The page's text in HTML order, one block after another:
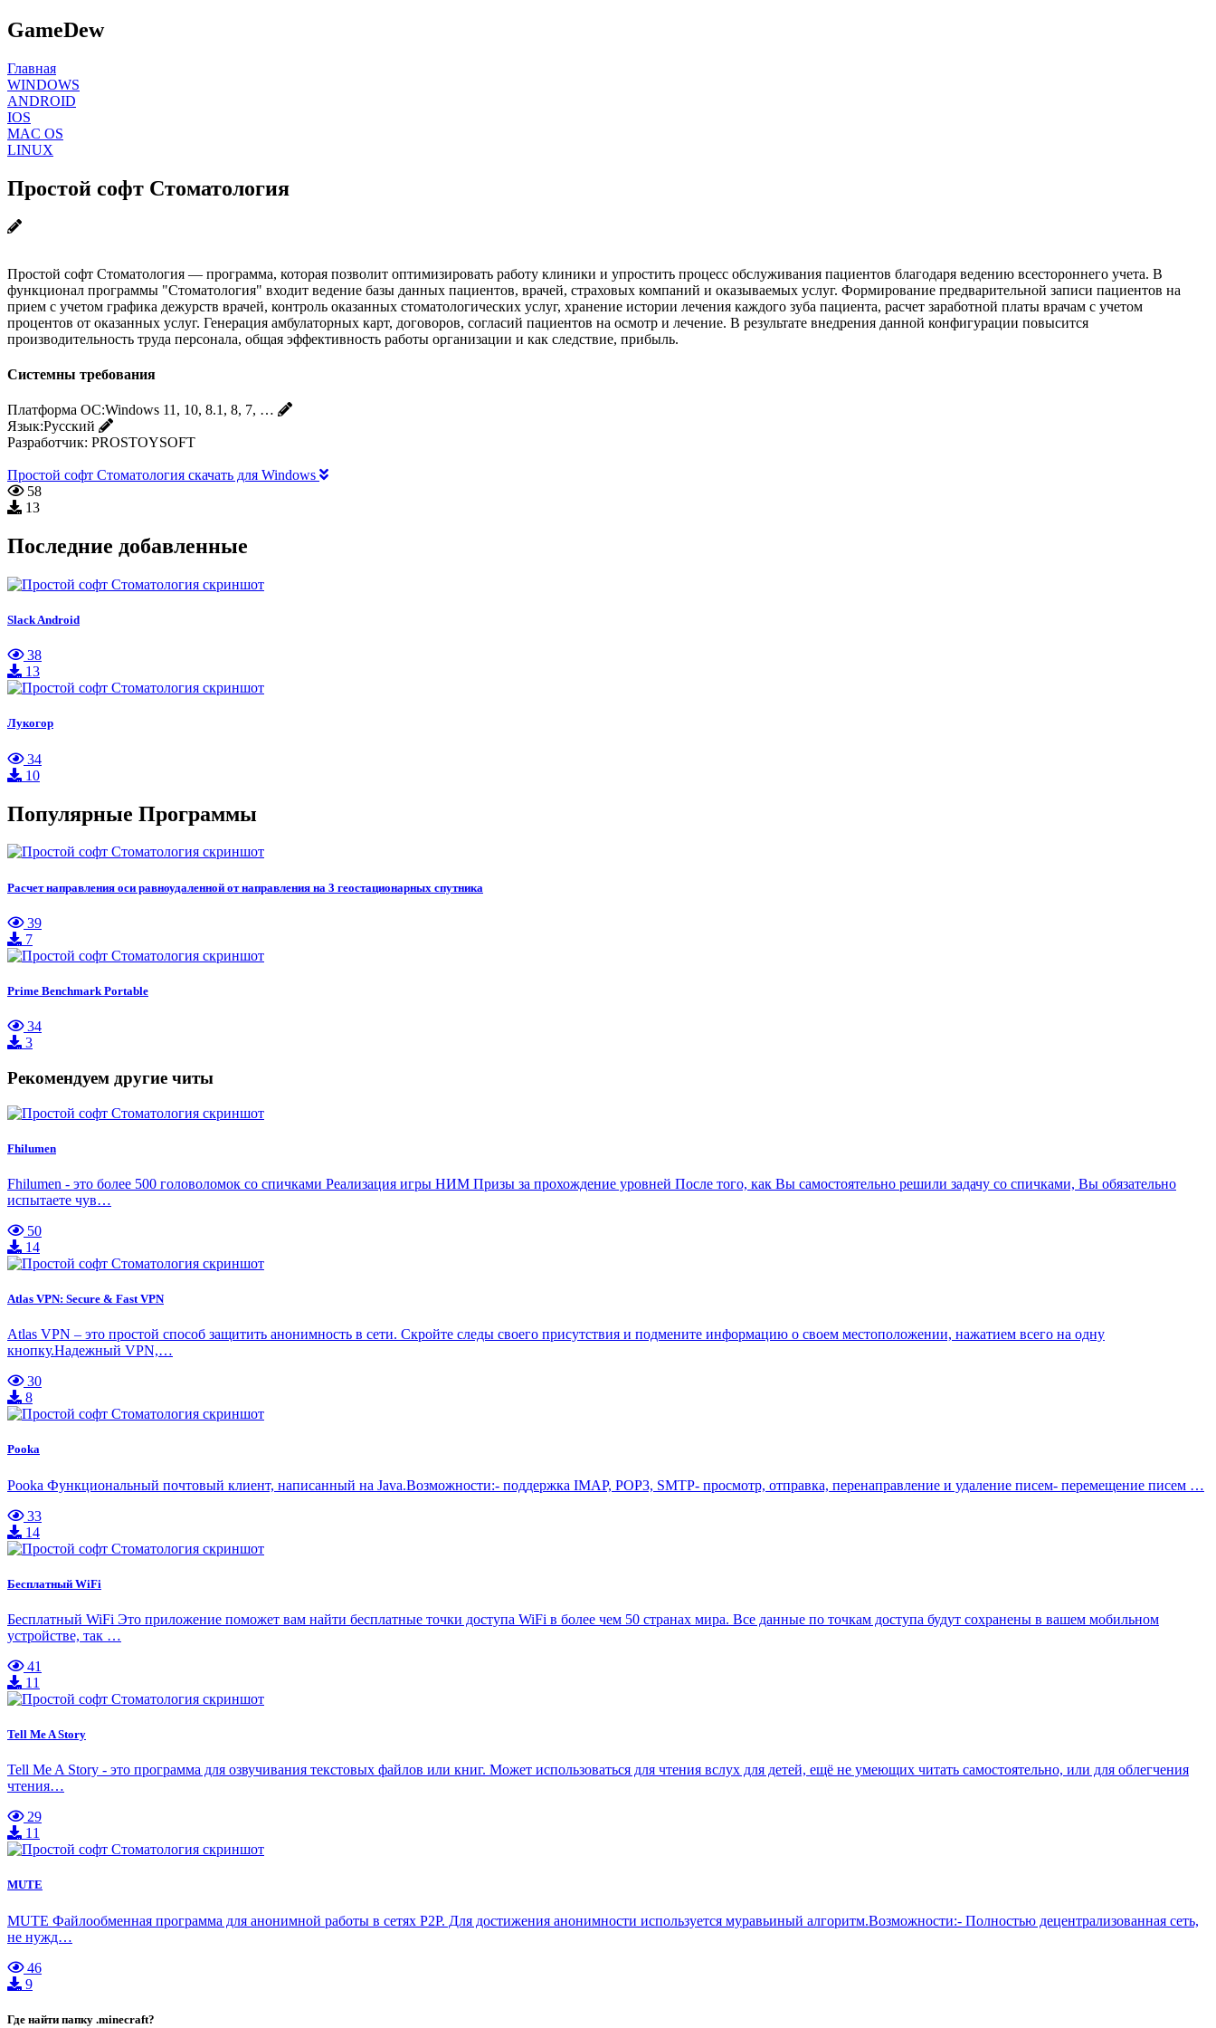
GameDew
Главная
WINDOWS
ANDROID
IOS
MAC OS
LINUX
Простой софт Стоматология
Простой софт Стоматология — программа, которая позволит оптимизировать работу клиники и упростить процесс обслуживания пациентов благодаря ведению всестороннего учета. В
функционал программы "Стоматология" входит ведение базы данных пациентов, врачей, страховых компаний и оказываемых услуг. Формирование предварительной записи пациентов на
прием с учетом графика дежурств врачей, контроль оказанных стоматологических услуг, хранение истории лечения каждого зуба пациента, расчет заработной платы врачам с учетом
процентов от оказанных услуг. Генерация амбулаторных карт, договоров, согласий пациентов на осмотр и лечение. В результате внедрения данной конфигурации повысится
производительность труда персонала, общая эффективность работы организации и как следствие, прибыль.
Системны требования
Платформа ОС:Windows 11, 10, 8.1, 8, 7, …
Язык:Русский
Разработчик: PROSTOYSOFT
Простой софт Стоматология скачать для Windows
58
13
Последние добавленные
Slack Android
38
13
Лукогор
34
10
Популярные Программы
Расчет направления оси равноудаленной от направления на 3 геостационарных спутника
39
7
Prime Benchmark Portable
34
3
Рекомендуем другие читы
Fhilumen
Fhilumen - это более 500 головоломок со спичками Реализация игры НИМ Призы за прохождение уровней После того, как Вы самостоятельно решили задачу со спичками, Вы обязательно
испытаете чув…
50
14
Atlas VPN: Secure & Fast VPN
Atlas VPN – это простой способ защитить анонимность в сети. Скройте следы своего присутствия и подмените информацию о своем местоположении, нажатием всего на одну
кнопку.Надежный VPN,…
30
8
Pooka
Pooka Функциональный почтовый клиент, написанный на Java.Возможности:- поддержка IMAP, POP3, SMTP- просмотр, отправка, перенаправление и удаление писем- перемещение писем …
33
14
Бесплатный WiFi
Бесплатный WiFi Это приложение поможет вам найти бесплатные точки доступа WiFi в более чем 50 странах мира. Все данные по точкам доступа будут сохранены в вашем мобильном
устройстве, так …
41
11
Tell Me A Story
Tell Me A Story - это программа для озвучивания текстовых файлов или книг. Может использоваться для чтения вслух для детей, ещё не умеющих читать самостоятельно, или для облегчения
чтения…
29
11
MUTE
MUTE Файлообменная программа для анонимной работы в сетях P2P. Для достижения анонимности используется муравьиный алгоритм.Возможности:- Полностью децентрализованная сеть,
не нужд…
46
9
Где найти папку .minecraft?